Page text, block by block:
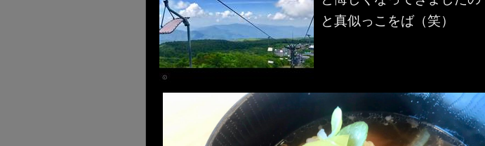
と真似っこをば（笑）